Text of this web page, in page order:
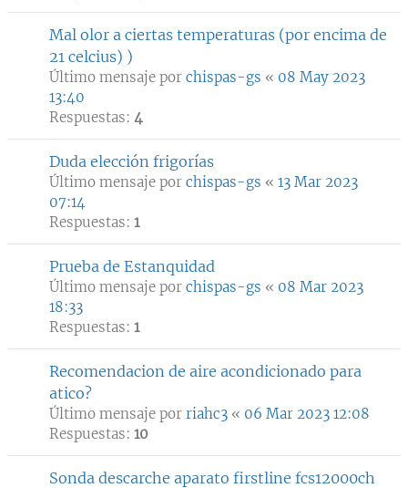
Mal olor a ciertas temperaturas (por encima de
21 celcius) )
Último mensaje por chispas-gs « 08 May 2023
13:40
Respuestas: 4
Duda elección frigorías
Último mensaje por chispas-gs « 13 Mar 2023
07:14
Respuestas: 1
Prueba de Estanquidad
Último mensaje por chispas-gs « 08 Mar 2023
18:33
Respuestas: 1
Recomendacion de aire acondicionado para
atico?
Último mensaje por riahc3 « 06 Mar 2023 12:08
Respuestas: 10
Sonda descarche aparato firstline fcs12000ch